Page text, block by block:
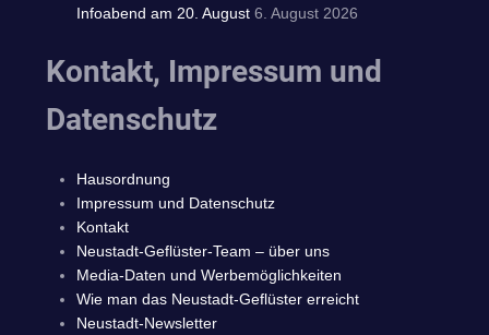
Infoabend am 20. August 6. August 2026
Kontakt, Impressum und
Datenschutz
Hausordnung
Impressum und Datenschutz
Kontakt
Neustadt-Geflüster-Team – über uns
Media-Daten und Werbemöglichkeiten
Wie man das Neustadt-Geflüster erreicht
Neustadt-Newsletter